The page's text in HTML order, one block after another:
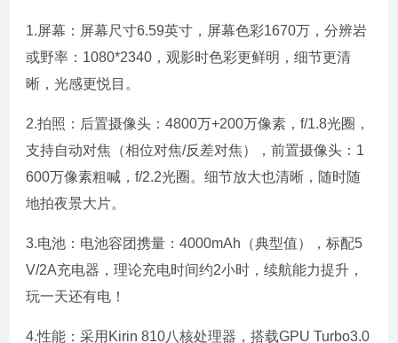
1.屏幕：屏幕尺寸6.59英寸，屏幕色彩1670万，分辨岩
或野率：1080*2340，观影时色彩更鲜明，细节更清
晰，光感更悦目。
2.拍照：后置摄像头：4800万+200万像素，f/1.8光圈，
支持自动对焦（相位对焦/反差对焦），前置摄像头：1
600万像素粗喊，f/2.2光圈。细节放大也清晰，随时随
地拍夜景大片。
3.电池：电池容团携量：4000mAh（典型值），标配5
V/2A充电器，理论充电时间约2小时，续航能力提升，
玩一天还有电！
4.性能：采用Kirin 810八核处理器，搭载GPU Turbo3.0